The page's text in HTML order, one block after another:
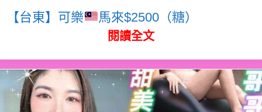
【台東】可樂 馬來$2500（糖）
閱讀全文